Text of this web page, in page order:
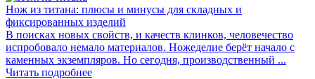
Нож из титана: плюсы и минусы для складных и
фиксированных изделий
В поисках новых свойств, и качеств клинков, человечество
испробовало немало материалов. Ножеделие берёт начало с
каменных экземпляров. Но сегодня, производственный ...
Читать подробнее